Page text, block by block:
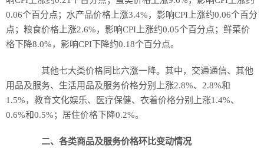
0.06个百分点；水产品价格上涨3.4%，影响CPI上涨约0.06个百分
点；粮食价格上涨2.6%，影响CPI上涨约0.05个百分点；鲜菜价
格下降8.0%，影响CPI下降约0.18个百分点。
其他七大类价格同比六涨一降。其中，交通通信、其他
用品及服务、生活用品及服务价格分别上涨2.8%、2.8%和
1.5%，教育文化娱乐、医疗保健、衣着价格分别上涨1.4%、
0.6%和0.5%；居住价格下降0.2%。
二、各类商品及服务价格环比变动情况